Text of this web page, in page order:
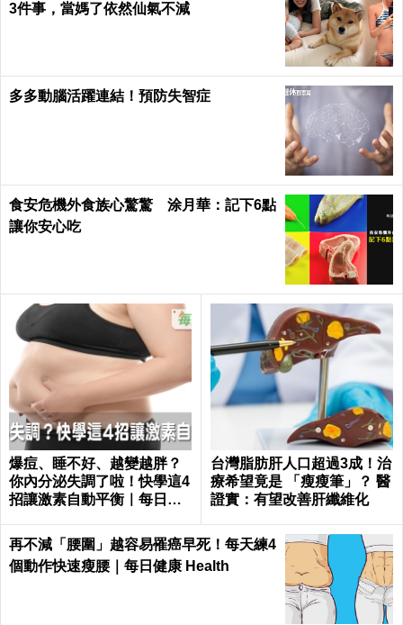
3件事，當媽了依然仙氣不減
多多動腦活躍連結！預防失智症
食安危機外食族心驚驚 涂月華：記下6點
讓你安心吃
爆痘、睡不好、越變越胖？
你內分泌失調了啦！快學這4
招讓激素自動平衡｜每日健
台灣脂肪肝人口超過3成！治
療希望竟是 「瘦瘦筆」？ 醫
證實：有望改善肝纖維化
再不減「腰圍」越容易罹癌早死！每天練4
個動作快速瘦腰｜每日健康 Health